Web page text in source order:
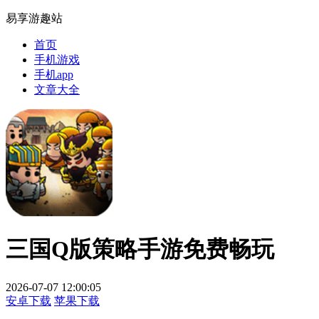
易享游趣站
首页
手机游戏
手机app
文章大全
三国Q版策略手游免费畅玩
2026-07-07 12:00:05
安卓下载 苹果下载